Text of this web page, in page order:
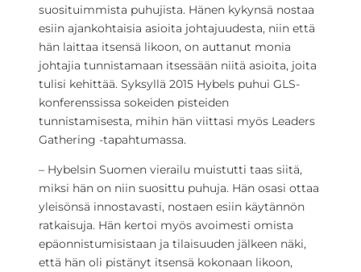
suosituimmista puhujista. Hänen kykynsä nostaa
esiin ajankohtaisia asioita johtajuudesta, niin että
hän laittaa itsensä likoon, on auttanut monia
johtajia tunnistamaan itsessään niitä asioita, joita
tulisi kehittää. Syksyllä 2015 Hybels puhui GLS-
konferenssissa sokeiden pisteiden
tunnistamisesta, mihin hän viittasi myös Leaders
Gathering -tapahtumassa.
– Hybelsin Suomen vierailu muistutti taas siitä,
miksi hän on niin suosittu puhuja. Hän osasi ottaa
yleisönsä innostavasti, nostaen esiin käytännön
ratkaisuja. Hän kertoi myös avoimesti omista
epäonnistumisistaan ja tilaisuuden jälkeen näki,
että hän oli pistänyt itsensä kokonaan likoon,